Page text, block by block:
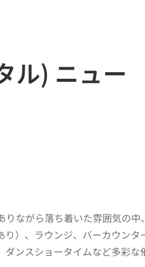
ル) ニュー
ながら落ち着いた雰囲気の中
）、ラウンジ、バーカウンタ
ンスショータイムなど多彩な